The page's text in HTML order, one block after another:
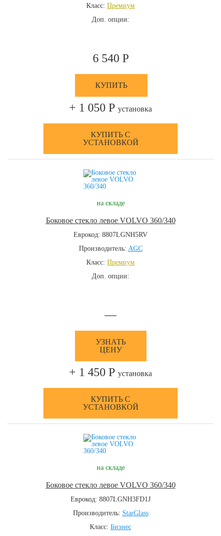
Класс: Премиум
Доп. опции:
6 540 Р
КУПИТЬ
+ 1 050 Р установка
КУПИТЬ С
УСТАНОВКОЙ
на складе
Боковое стекло левое VOLVO 360/340
Еврокод: 8807LGNH5RV
Производитель: AGC
Класс: Премиум
Доп. опции:
—
УЗНАТЬ
ЦЕНУ
+ 1 450 Р установка
КУПИТЬ С
УСТАНОВКОЙ
на складе
Боковое стекло левое VOLVO 360/340
Еврокод: 8807LGNH3FD1J
Производитель: StarGlass
Класс: Бизнес